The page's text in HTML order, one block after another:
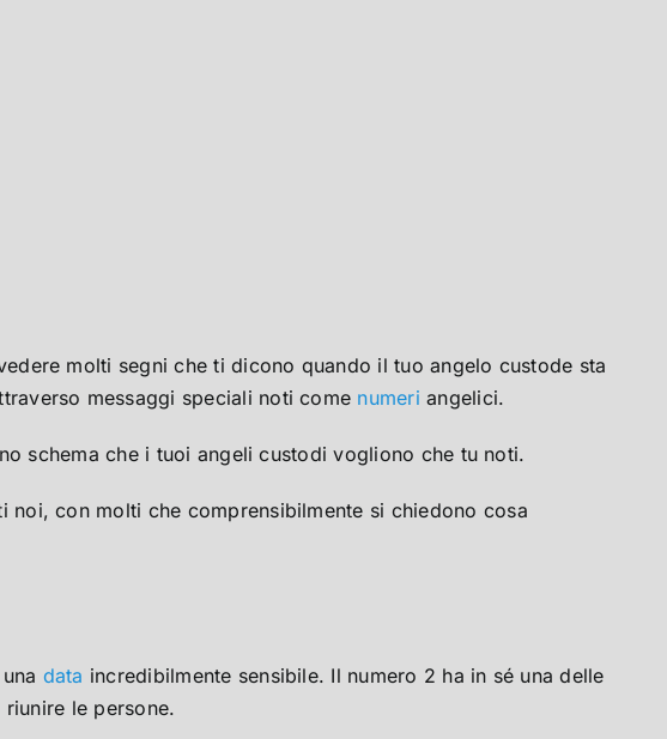
molti segni che ti dicono quando il tuo angelo custode sta
messaggi speciali noti come numeri angelici.
schema che i tuoi angeli custodi vogliono che tu noti.
con molti che comprensibilmente si chiedono cosa
data incredibilmente sensibile. Il numero 2 ha in sé una delle
le persone.